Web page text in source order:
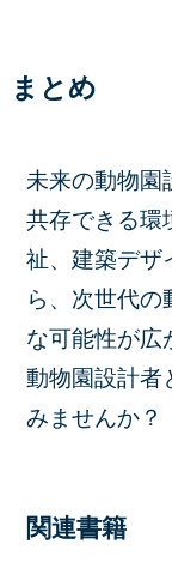
まとめ
未来の動物園
共存できる環
祉、建築デザ
ら、次世代の
な可能性が広
動物園設計者
みませんか？
関連書籍